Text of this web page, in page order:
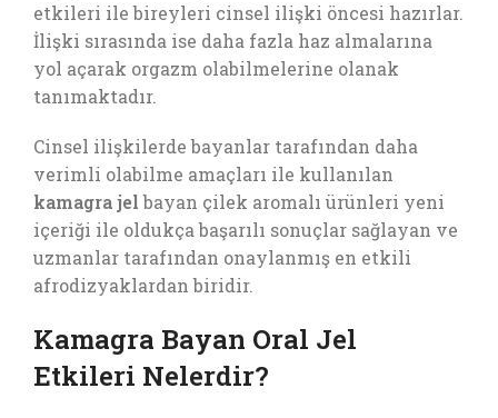
etkileri ile bireyleri cinsel ilişki öncesi hazırlar.
İlişki sırasında ise daha fazla haz almalarına
yol açarak orgazm olabilmelerine olanak
tanımaktadır.
Cinsel ilişkilerde bayanlar tarafından daha
verimli olabilme amaçları ile kullanılan
kamagra jelbayan çilek aromalı ürünleri yeni
içeriği ile oldukça başarılı sonuçlar sağlayan ve
uzmanlar tarafından onaylanmış en etkili
afrodizyaklardan biridir.
Kamagra Bayan Oral Jel
Etkileri Nelerdir?